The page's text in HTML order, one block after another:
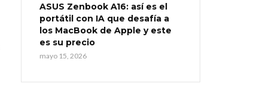
ASUS Zenbook A16: así es el
portátil con IA que desafía a
los MacBook de Apple y este
es su precio
mayo 15, 2026